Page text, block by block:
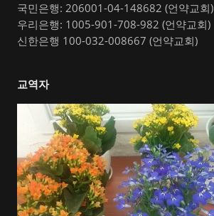
국민은행: 206001-04-148682 (언약교회)
우리은행: 1005-901-708-982 (언약교회)
신한은행 100-032-008667 (언약교회)
교역자